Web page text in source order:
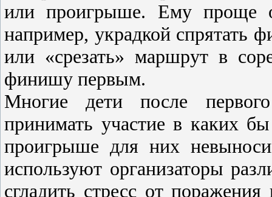
или проигрыше. Ему проще
например, украдкой спрятать
или «срезать» маршрут в
финишу первым.
Многие дети после
принимать участие в каких
проигрыше для них
используют организаторы
сгладить стресс от